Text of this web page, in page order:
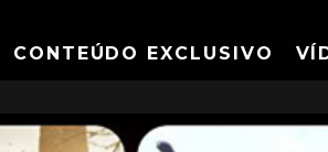
CONTEÚDO EXCLUSIVO